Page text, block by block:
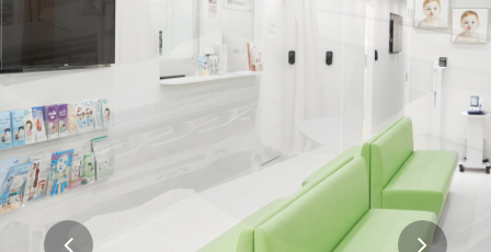
先進、專業、全新的整套醫療設備
中心設備完善，包括診症室、輔導室、手術室和實